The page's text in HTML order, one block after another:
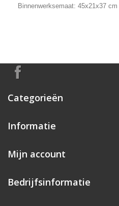
Binnenwerksemaat: 45x21x37 cm
Categorieën
Informatie
Mijn account
Bedrijfsinformatie